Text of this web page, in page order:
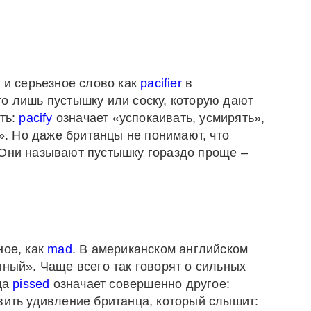
серьезное слово как pacifierв
лишь пустышку или соску, которую дают
pacify означает «успокаивать, усмирять»,
Но даже британцы не понимают, что
называют пустышку гораздо проще –
как mad. В американском английском
Чаще всего так говорят о сильных
pissed означает совершенно другое:
удивление британца, который слышит: